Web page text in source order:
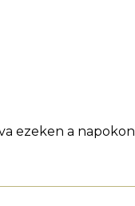
ezeken a napokon